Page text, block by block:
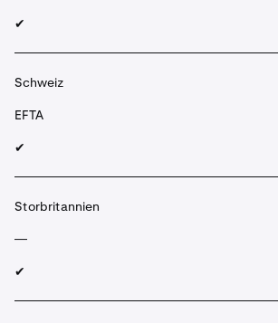
✔︎
Schweiz
EFTA
✔︎
Storbritannien
—
✔︎